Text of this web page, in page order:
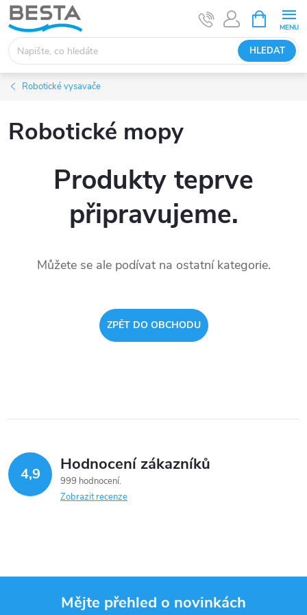
Přejít
na
obsah
HLEDAT
NÁKUPNÍ
KOŠÍK
Robotické vysavače
Robotické mopy
Produkty teprve
připravujeme.
Můžete se ale podívat na ostatní kategorie.
ZPĚT DO OBCHODU
4,9 Hodnocení zákazníků
999 hodnocení
Zobrazit recenze
Mějte přehled o novinkách